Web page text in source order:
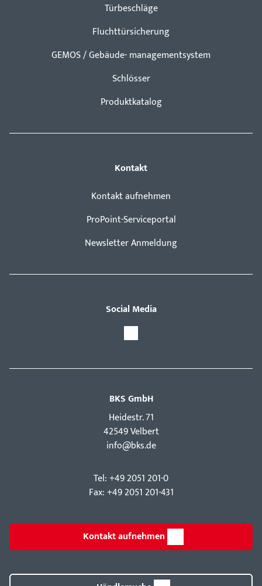
Türbeschläge
Fluchttürsicherung
GEMOS / Gebäude- managementsystem
Schlösser
Produktkatalog
Kontakt
Kontakt aufnehmen
ProPoint-Serviceportal
Newsletter Anmeldung
Social Media
BKS GmbH
Hei­destr. 71
42549 Velbert
info@bks.de
Tel: +49 2051 201-0
Fax: +49 2051 201-431
Kontakt aufnehmen